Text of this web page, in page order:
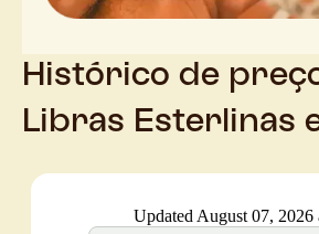
Histórico de
Libras Esterlinas